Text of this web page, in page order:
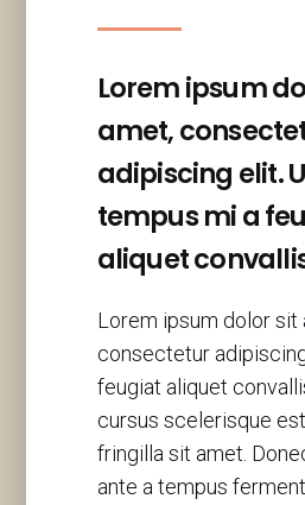
Lorem ipsum
amet,
adipiscing elit.
tempus mi a
aliquet
Lorem ipsum dolor sit
consectetur
feugiat aliquet
cursus scelerisque
fringilla sit amet.
ante a tempus